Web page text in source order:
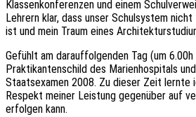
Klassenkonferenzen und einem
Lehrern klar, dass unser Schulsystem
ist und mein Traum eines
Gefühlt am darauffolgenden Tag (um
Praktikantenschild des Marienhospitals
Staatsexamen 2008. Zu dieser Zeit lernte
Respekt meiner Leistung gegenüber auf
erfolgen kann.